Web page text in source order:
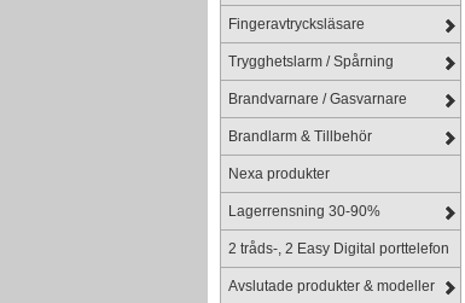
Fingeravtrycksläsare
Trygghetslarm / Spårning
Brandvarnare / Gasvarnare
Brandlarm & Tillbehör
Nexa produkter
Lagerrensning 30-90%
2 tråds-, 2 Easy Digital porttelefon
Avslutade produkter & modeller